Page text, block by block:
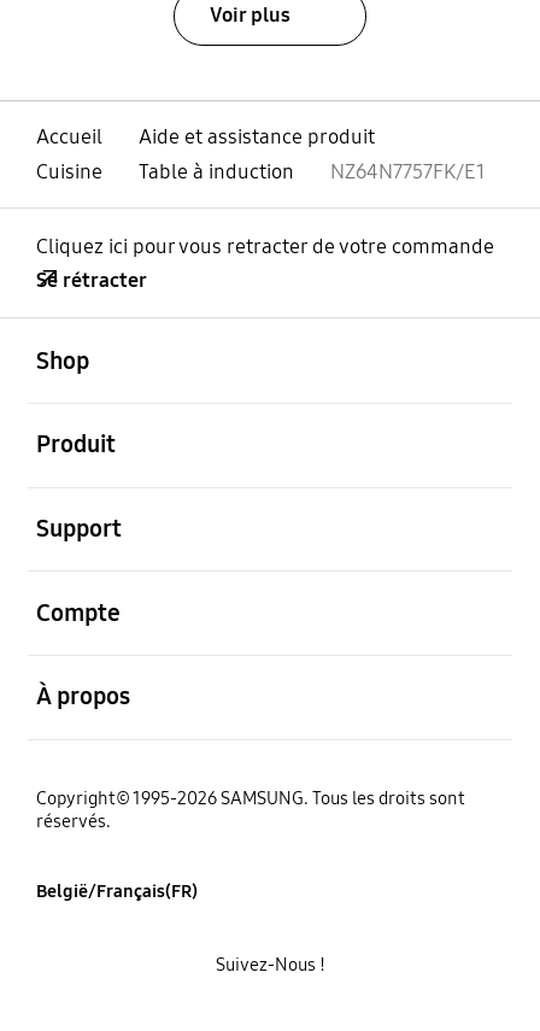
Voir plus
Accueil
Aide et assistance produit
Cuisine
Table à induction NZ64N7757FK/E1
Cliquez ici pour vous retracter de votre commande
Se rétracter
Shop
Produit
Support
Compte
À propos
Copyright© 1995-2026 SAMSUNG. Tous les droits sont
réservés.
België/Français(FR)
Suivez-Nous !